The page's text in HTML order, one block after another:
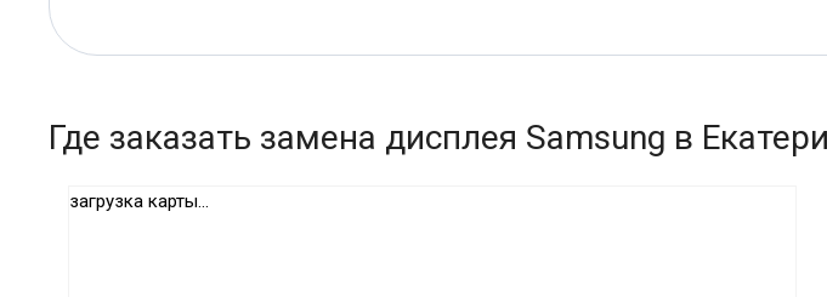
Где заказать замена дисплея Samsung в
загрузка карты...